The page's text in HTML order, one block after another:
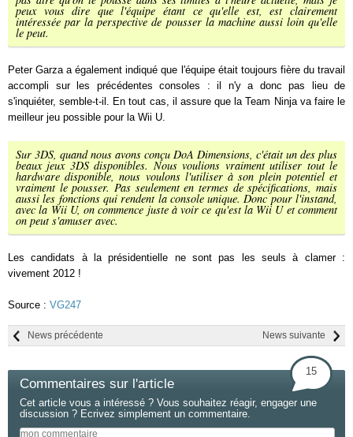
peux vous dire que l'équipe étant ce qu'elle est, est clairement
intéressée par la perspective de pousser la machine aussi loin qu'elle
le peut.
Peter Garza a également indiqué que l'équipe était toujours fière du travail
accompli sur les précédentes consoles : il n'y a donc pas lieu de
s'inquiéter, semble-t-il. En tout cas, il assure que la Team Ninja va faire le
meilleur jeu possible pour la Wii U.
Sur 3DS, quand nous avons conçu DoA Dimensions, c'était un des plus
beaux jeux 3DS disponibles. Nous voulions vraiment utiliser tout le
hardware disponible, nous voulons l'utiliser à son plein potentiel et
vraiment le pousser. Pas seulement en termes de spécifications, mais
aussi les fonctions qui rendent la console unique. Donc pour l'instand,
avec la Wii U, on commence juste à voir ce qu'est la Wii U et comment
on peut s'amuser avec.
Les candidats à la présidentielle ne sont pas les seuls à clamer :
vivement 2012 !
Source : VG247
News suivante
News précédente
Commentaires sur l'article
15
Cet article vous a intéressé ? Vous souhaitez réagir, engager une
discussion ? Ecrivez simplement un commentaire.